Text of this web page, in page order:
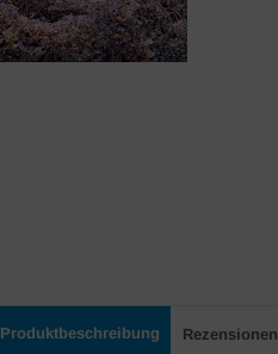
Produktbeschreibung Rezensionen